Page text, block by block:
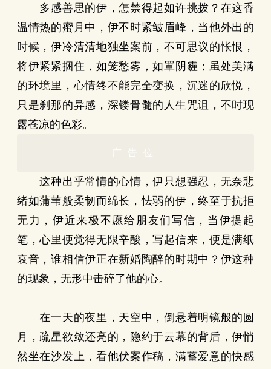
多感善思的伊，怎禁得起如许挑拨？在这香
温情热的蜜月中，伊不时紧皱眉峰，当他外出的
时候，伊冷清清地独坐案前，不可思议的怅恨，
将伊紧紧捆住，如笼愁雾，如罩阴霾；虽处美满
的环境里，心情终不能完全变换，沉迷的欣悦，
只是刹那的异感，深镂骨髓的人生咒诅，不时现
露苍凉的色彩。
广告位
这种出乎常情的心情，伊只想强忍，无奈悲
绪如蒲苇般柔韧而绵长，怯弱的伊，终至于抗拒
无力，伊近来极不愿给朋友们写信，当伊提起
笔，心里便觉得无限辛酸，写起信来，便是满纸
哀音，谁相信伊正在新婚陶醉的时期中？伊这种
的现象，无形中击碎了他的心。
在一天的夜里，天空中，倒悬着明镜般的圆
月，疏星欲敛还亮的，隐约于云幕的背后，伊悄
然坐在沙发上，看他伏案作稿，满蓄爱意的快感